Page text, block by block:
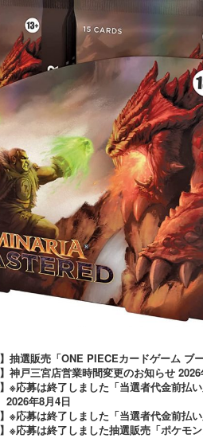
】抽選販売「ONE PIECEカードゲーム ブ
】神戸三宮店営業時間変更のお知らせ
】※応募は終了しました「当選者代金前
2026年8月4日
】※応募は終了しました「当選者代金前
】※応募は終了しました抽選販売「ポケ